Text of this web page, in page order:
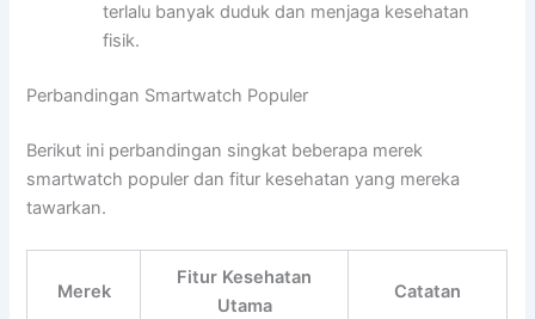
terlalu banyak duduk dan menjaga kesehatan
fisik.
Perbandingan Smartwatch Populer
Berikut ini perbandingan singkat beberapa merek
smartwatch populer dan fitur kesehatan yang mereka
tawarkan.
Merek
Fitur Kesehatan
Utama
Catatan